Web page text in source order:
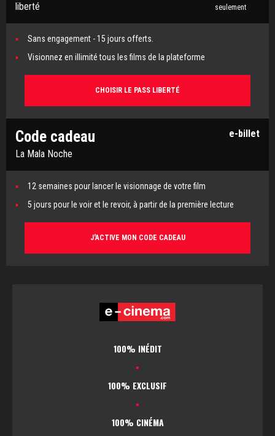
seulement
liberté
Sans engagement - 15 jours offerts.
Visionnez en illimité tous les films de la plateforme
CHOISIR LE PASS LIBERTÉ
e-billet
Code cadeau
La Mala Noche
12 semaines pour lancer le visionnage de votre film
5 jours pour le voir et le revoir, à partir de la première lecture
J'ACTIVE MON CODE CADEAU
100% INÉDIT
▪
100% EXCLUSIF
▪
100% CINÉMA